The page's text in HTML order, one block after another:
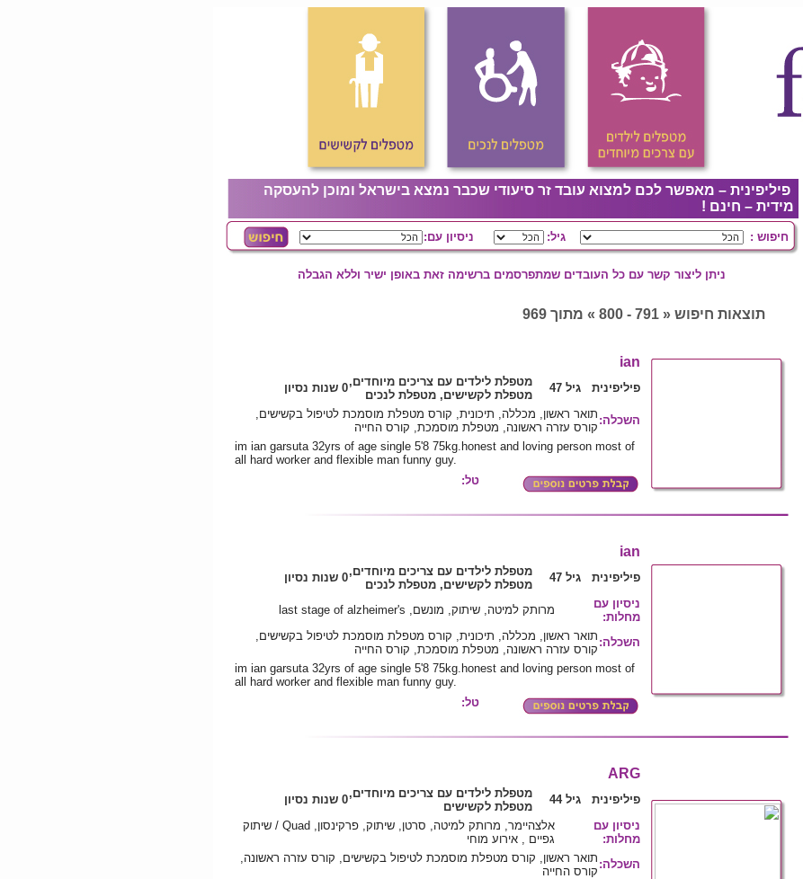
פיליפינית – מאפשר לכם למצוא עובד זר סיעודי שכבר נמצא בישראל ומוכן להעסקה
מידית – חינם !
חיפוש : גיל: ניסיון עם:
ניתן ליצור קשר עם כל העובדים שמתפרסמים ברשימה זאת באופן ישיר וללא הגבלה
תוצאות חיפוש « 791 - 800 » מתוך 969
ian
פיליפינית גיל 47
מטפלת לילדים עם צריכים מיוחדים,
מטפלת לקשישים, מטפלת לנכים
0 שנות נסיון
השכלה: תואר ראשון, מכללה, תיכונית, קורס מטפלת מוסמכת לטיפול בקשישים,
קורס עזרה ראשונה, מטפלת מוסמכת, קורס החייה
im ian garsuta 32yrs of age single 5'8 75kg.honest and loving person most of
all hard worker and flexible man funny guy.
טל:
ian
פיליפינית גיל 47
מטפלת לילדים עם צריכים מיוחדים,
מטפלת לקשישים, מטפלת לנכים
0 שנות נסיון
ניסיון עם
מחלות:
מרותק למיטה, שיתוק, מונשם, last stage of alzheimer's
השכלה: תואר ראשון, מכללה, תיכונית, קורס מטפלת מוסמכת לטיפול בקשישים,
קורס עזרה ראשונה, מטפלת מוסמכת, קורס החייה
im ian garsuta 32yrs of age single 5'8 75kg.honest and loving person most of
all hard worker and flexible man funny guy.
טל:
ARG
פיליפינית גיל 44
מטפלת לילדים עם צריכים מיוחדים,
מטפלת לקשישים
0 שנות נסיון
ניסיון עם
מחלות:
אלצהיימר, מרותק למיטה, סרטן, שיתוק, פרקינסון, Quad / שיתוק
גפיים , אירוע מוחי
השכלה: תואר ראשון, קורס מטפלת מוסמכת לטיפול בקשישים, קורס עזרה ראשונה,
קורס החייה